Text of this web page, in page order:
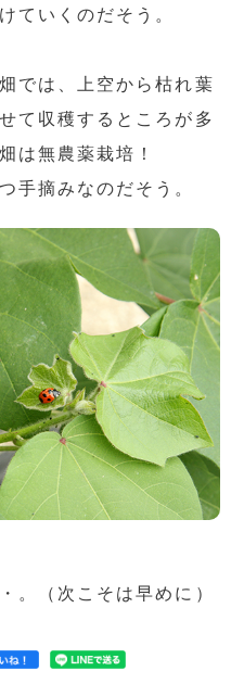
ていくのだそう。
では、上空から枯れ葉
て収穫するところが多
は無農薬栽培！
手摘みなのだそう。
。（次こそは早めに）